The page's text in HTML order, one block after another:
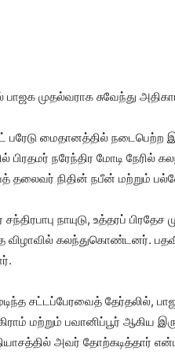
|
News
முதல்வராக சுவேந்து
பரேடு மைதானத்​தில் நடைபெற்ற
பிரதமர் நரேந்திர மோடி
தலைவர் நிதின் நபீன் மற்றும்
சந்திரபாபு நாயுடு, உத்தரப்
விழாவில் கலந்துகொண்டனர்.
சட்டப்பேரவைத் தேர்தலில்,
மற்றும் பவானிப்பூர்
அவர் தோற்கடித்தார்